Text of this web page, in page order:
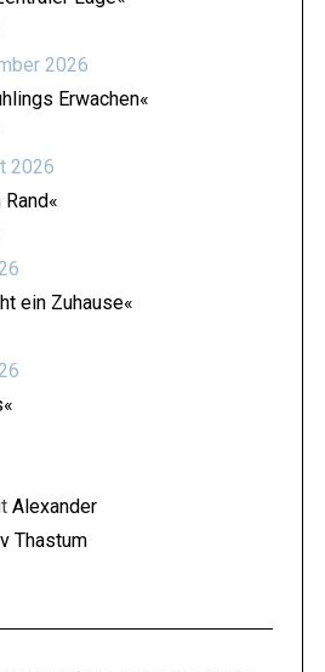
2026
Erwachen«
2026
ein Zuhause«
Alexander
Thastum